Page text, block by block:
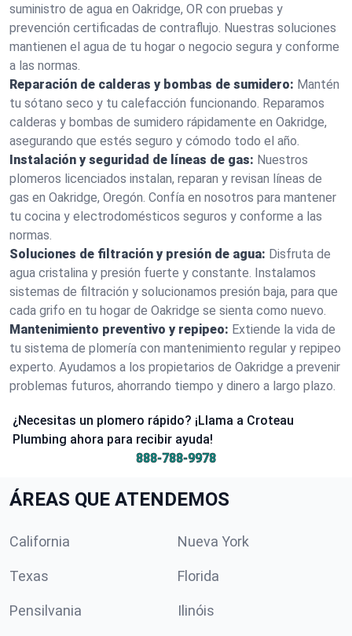
suministro de agua en Oakridge, OR con pruebas y
prevención certificadas de contraflujo. Nuestras soluciones
mantienen el agua de tu hogar o negocio segura y conforme
a las normas.
Reparación de calderas y bombas de sumidero: Mantén
tu sótano seco y tu calefacción funcionando. Reparamos
calderas y bombas de sumidero rápidamente en Oakridge,
asegurando que estés seguro y cómodo todo el año.
Instalación y seguridad de líneas de gas: Nuestros
plomeros licenciados instalan, reparan y revisan líneas de
gas en Oakridge, Oregón. Confía en nosotros para mantener
tu cocina y electrodomésticos seguros y conforme a las
normas.
Soluciones de filtración y presión de agua: Disfruta de
agua cristalina y presión fuerte y constante. Instalamos
sistemas de filtración y solucionamos presión baja, para que
cada grifo en tu hogar de Oakridge se sienta como nuevo.
Mantenimiento preventivo y repipeo: Extiende la vida de
tu sistema de plomería con mantenimiento regular y repipeo
experto. Ayudamos a los propietarios de Oakridge a prevenir
problemas futuros, ahorrando tiempo y dinero a largo plazo.
¿Necesitas un plomero rápido? ¡Llama a Croteau
Plumbing ahora para recibir ayuda!
888-788-9978
ÁREAS QUE ATENDEMOS
California Nueva York
Texas Florida
Pensilvania Ilinóis